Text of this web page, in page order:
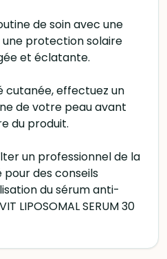
de soin avec une
protection solaire
et éclatante.
cutanée, effectuez un
de votre peau avant
du produit.
un professionnel de la
des conseils
du sérum anti-
LIPOSOMAL SERUM 30